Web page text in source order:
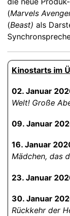
(Marvels
(Beast) als
Kinostarts im
02. Januar
Welt! Große
09. Januar
16. Januar
Mädchen, das
23. Januar
30. Januar
Rückkehr der